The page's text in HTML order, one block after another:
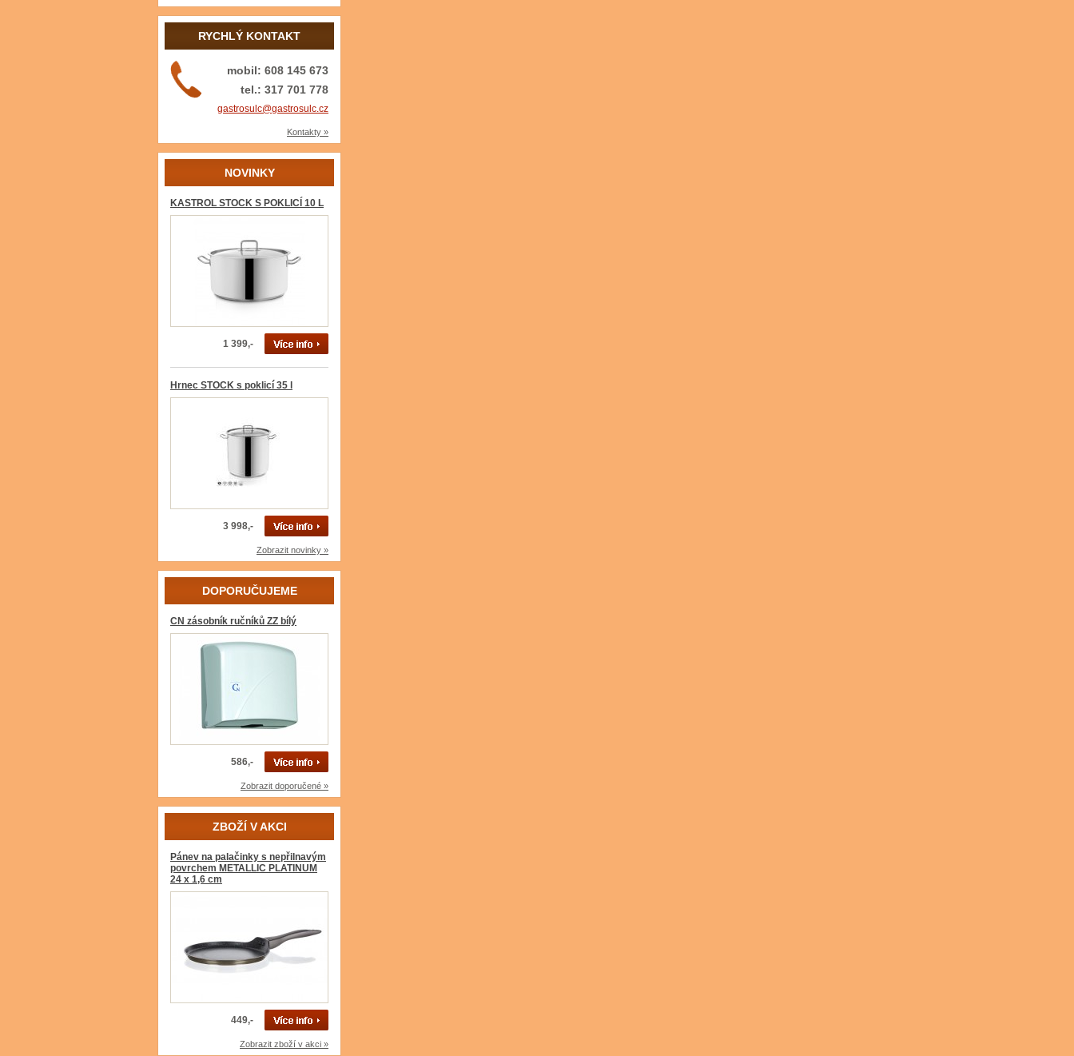
RYCHLÝ KONTAKT
mobil: 608 145 673
tel.: 317 701 778
gastrosulc@gastrosulc.cz
Kontakty »
NOVINKY
KASTROL STOCK S POKLICÍ 10 L
1 399,-
Hrnec STOCK s poklicí 35 l
3 998,-
Zobrazit novinky »
DOPORUČUJEME
CN zásobník ručníků ZZ bílý
586,-
Zobrazit doporučené »
ZBOŽÍ V AKCI
Pánev na palačinky s nepřilnavým
povrchem METALLIC PLATINUM
24 x 1,6 cm
449,-
Zobrazit zboží v akci »